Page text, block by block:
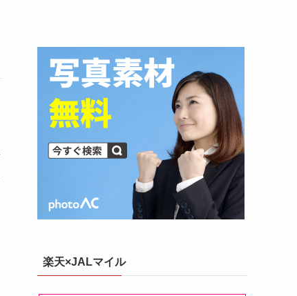
楽天×JALマイル